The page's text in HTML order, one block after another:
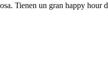
Tienen un gran happy hour